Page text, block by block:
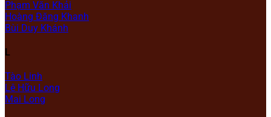
Phạm Văn Khải
Hoàng Đăng Khanh
Bùi Duy Khánh
L
Tào Linh
Lê Hữu Long
Mai Long